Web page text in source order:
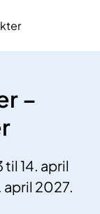
–
14. april
april 2027.